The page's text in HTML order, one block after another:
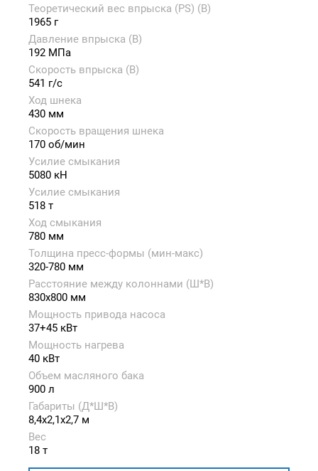
Теоретический вес впрыска (PS) (B)
1965 г
Давление впрыска (B)
192 МПа
Скорость впрыска (B)
541 г/с
Ход шнека
430 мм
Скорость вращения шнека
170 об/мин
Усилие смыкания
5080 кН
Усилие смыкания
518 т
Ход смыкания
780 мм
Толщина пресс-формы (мин-макс)
320-780 мм
Расстояние между колоннами (Ш*В)
830x800 мм
Мощность привода насоса
37+45 кВт
Мощность нагрева
40 кВт
Объем масляного бака
900 л
Габариты (Д*Ш*В)
8,4x2,1x2,7 м
Вес
18 т